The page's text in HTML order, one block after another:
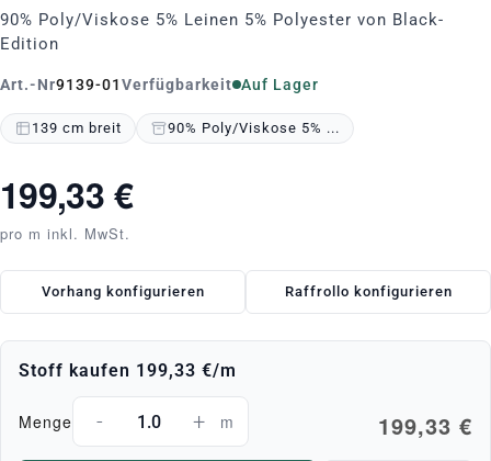
90% Poly/Viskose 5% Leinen 5% Polyester von Black-
Edition
Art.-Nr9139-01Verfügbarkeit Auf Lager
139 cm breit 90% Poly/Viskose 5% ...
199,33 €
pro m inkl. MwSt.
Vorhang konfigurieren Raffrollo konfigurieren
Stoff kaufen 199,33 €/m
Menge - + m 199,33 €